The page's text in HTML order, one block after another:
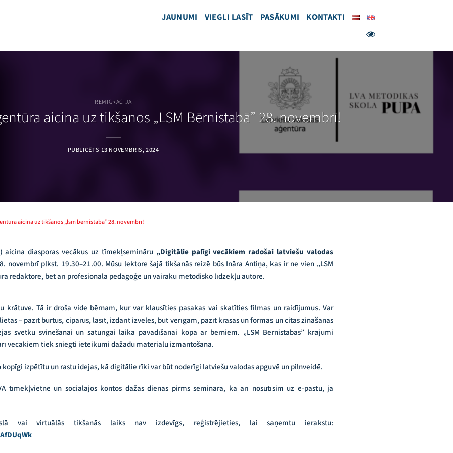
JAUNUMI VIEGLI LASĪT PASĀKUMI KONTAKTI
REMIGRĀCIJA
aicina uz tikšanos „LSM Bērnistabā” 28. novembrī!
PUBLICĒTS 13 NOVEMBRIS, 2024
aicina uz tikšanos „lsm bērnistabā” 28. novembrī!
aicina diasporas vecākus uz tīmekļsemināru „Digitālie palīgi vecākiem radošai latviešu valodas
novembrī plkst. 19.30–21.00. Mūsu lektore šajā tikšanās reizē būs Ināra Antiņa, kas ir ne vien „LSM
redaktore, bet arī profesionāla pedagoģe un vairāku metodisko līdzekļu autore.
krātuve. Tā ir droša vide bērnam, kur var klausīties pasakas vai skatīties filmas un raidījumus. Var
– pazīt burtus, ciparus, lasīt, izdarīt izvēles, būt vērīgam, pazīt krāsas un formas un citas zināšanas
svētku svinēšanai un saturīgai laika pavadīšanai kopā ar bērniem. „LSM Bērnistabas” krājumi
vecākiem tiek sniegti ieteikumi dažādu materiālu izmantošanā.
kopīgi izpētītu un rastu idejas, kā digitālie rīki var būt noderīgi latviešu valodas apguvē un pilnveidē.
tīmekļvietnē un sociālajos kontos dažas dienas pirms semināra, kā arī nosūtīsim uz e-pastu, ja
vai virtuālās tikšanās laiks nav izdevīgs, reģistrējieties, lai saņemtu ierakstu: